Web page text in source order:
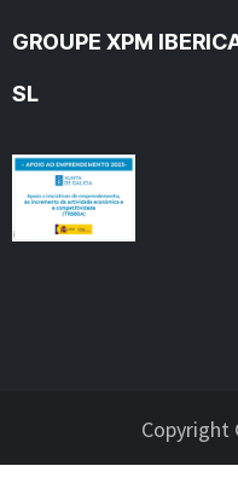
GROUPE XPM
SL
Copyright